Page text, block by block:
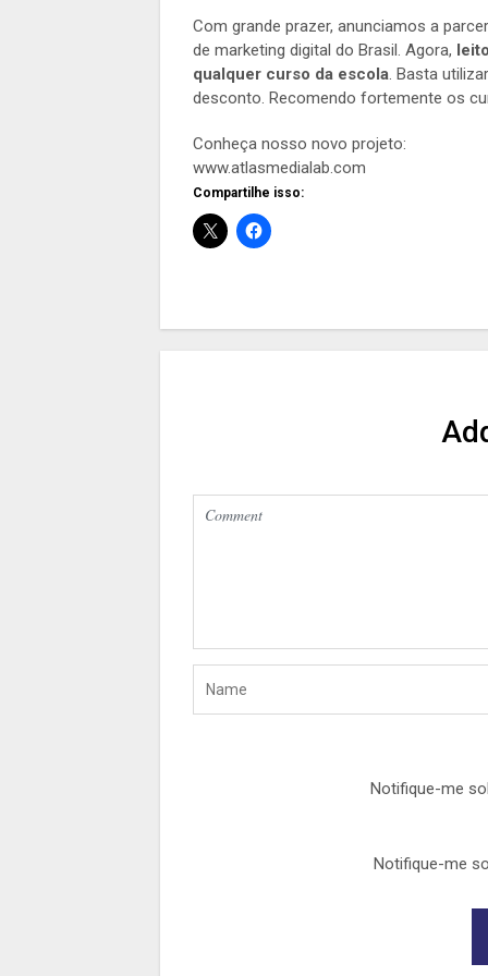
Com grande prazer, anunciamos a
de marketing digital do Brasil. Agora,
qualquer curso da escola. Basta
desconto. Recomendo fortemente os
Conheça nosso novo projeto:
www.atlasmedialab.com
Compartilhe isso:
Notifique-me
Notifique-me